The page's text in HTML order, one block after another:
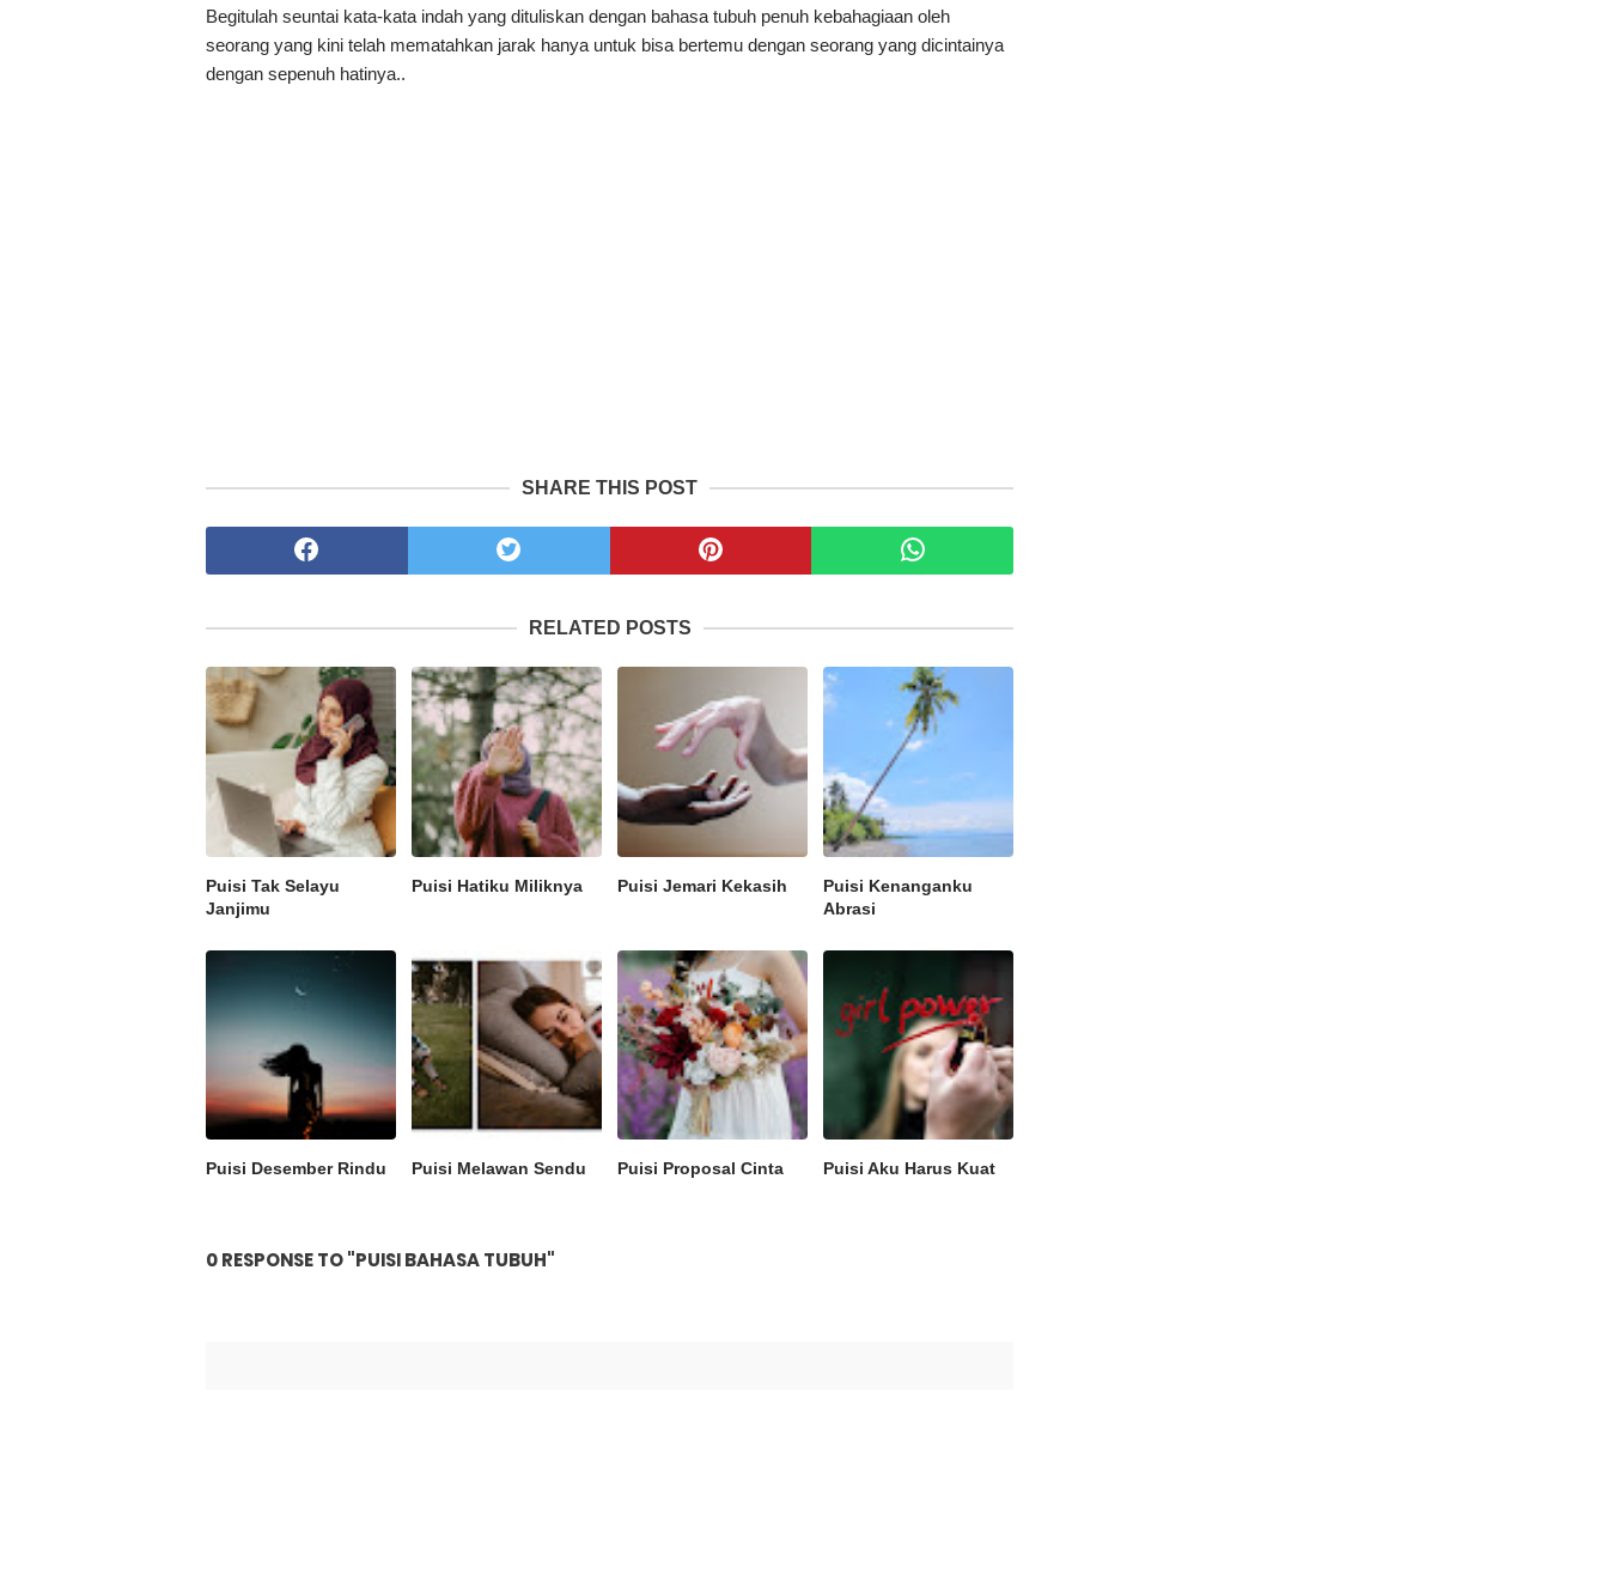
Begitulah seuntai kata-kata indah yang dituliskan dengan bahasa tubuh penuh kebahagiaan oleh
seorang yang kini telah mematahkan jarak hanya untuk bisa bertemu dengan seorang yang dicintainya
dengan sepenuh hatinya..
SHARE THIS POST
RELATED POSTS
Puisi Tak Selayu
Janjimu
Puisi Hatiku Miliknya Puisi Jemari Kekasih
Puisi Kenanganku
Abrasi
Puisi Desember Rindu Puisi Melawan Sendu Puisi Proposal Cinta Puisi Aku Harus Kuat
0 RESPONSE TO "PUISI BAHASA TUBUH"